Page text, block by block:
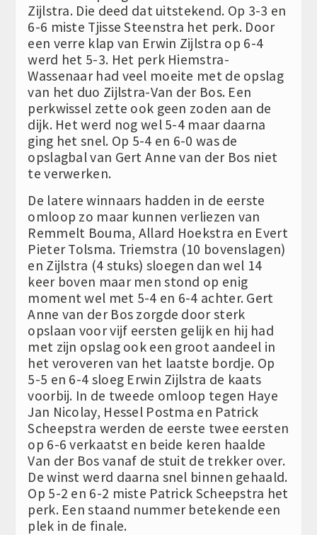
Zijlstra. Die deed dat uitstekend. Op 3-3 en
6-6 miste Tjisse Steenstra het perk. Door
een verre klap van Erwin Zijlstra op 6-4
werd het 5-3. Het perk Hiemstra-
Wassenaar had veel moeite met de opslag
van het duo Zijlstra-Van der Bos. Een
perkwissel zette ook geen zoden aan de
dijk. Het werd nog wel 5-4 maar daarna
ging het snel. Op 5-4 en 6-0 was de
opslagbal van Gert Anne van der Bos niet
te verwerken.
De latere winnaars hadden in de eerste
omloop zo maar kunnen verliezen van
Remmelt Bouma, Allard Hoekstra en Evert
Pieter Tolsma. Triemstra (10 bovenslagen)
en Zijlstra (4 stuks) sloegen dan wel 14
keer boven maar men stond op enig
moment wel met 5-4 en 6-4 achter. Gert
Anne van der Bos zorgde door sterk
opslaan voor vijf eersten gelijk en hij had
met zijn opslag ook een groot aandeel in
het veroveren van het laatste bordje. Op
5-5 en 6-4 sloeg Erwin Zijlstra de kaats
voorbij. In de tweede omloop tegen Haye
Jan Nicolay, Hessel Postma en Patrick
Scheepstra werden de eerste twee eersten
op 6-6 verkaatst en beide keren haalde
Van der Bos vanaf de stuit de trekker over.
De winst werd daarna snel binnen gehaald.
Op 5-2 en 6-2 miste Patrick Scheepstra het
perk. Een staand nummer betekende een
plek in de finale.